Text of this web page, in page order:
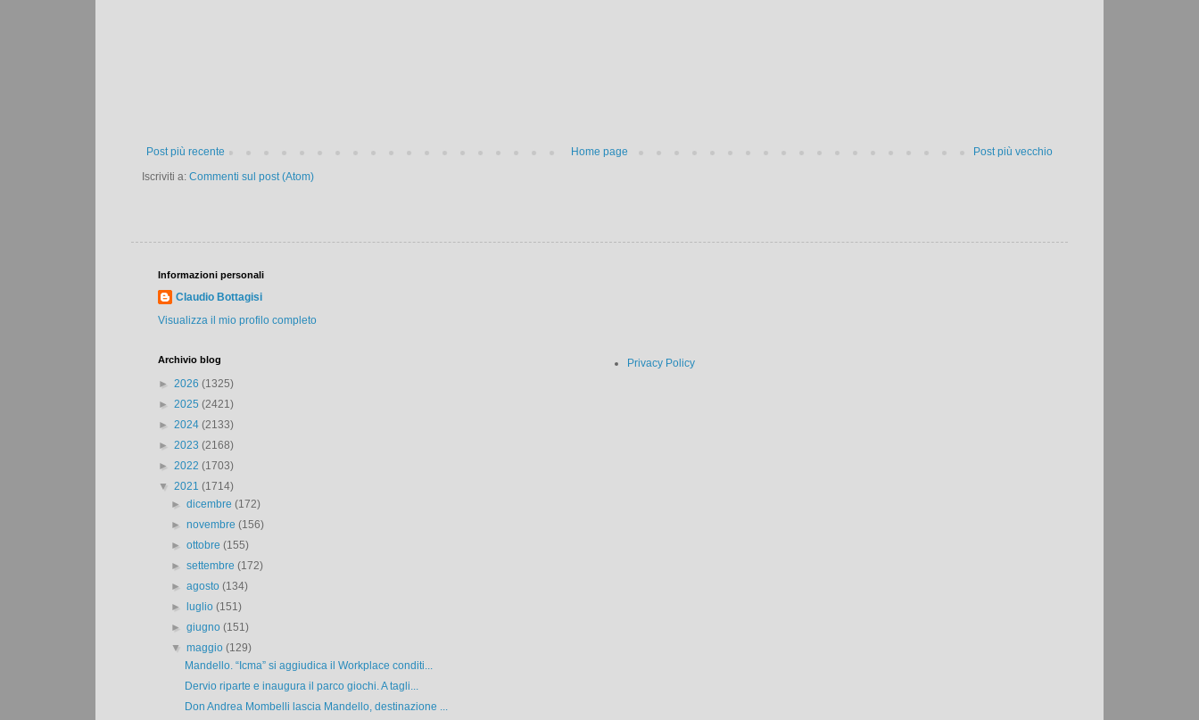
Post più recente Post più vecchio
Home page
Iscriviti a: Commenti sul post (Atom)
Informazioni personali
Claudio Bottagisi
Visualizza il mio profilo completo
Archivio blog
► 2026 (1325)
► 2025 (2421)
► 2024 (2133)
► 2023 (2168)
► 2022 (1703)
▼ 2021 (1714)
►dicembre(172)
►novembre(156)
►ottobre(155)
►settembre(172)
►agosto(134)
►
luglio(151)
►giugno(151)
▼maggio(129)
Mandello. “Icma” si aggiudica il Workplace conditi...
Dervio riparte e inaugura il parco giochi. A tagli...
Don Andrea Mombelli lascia Mandello, destinazione ...
Privacy Policy